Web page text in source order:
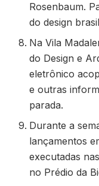
Rosenbaum.
do design
Na Vila
do Design e
eletrônico
e outras
parada.
Durante a
lançamentos
executadas
no Prédio da